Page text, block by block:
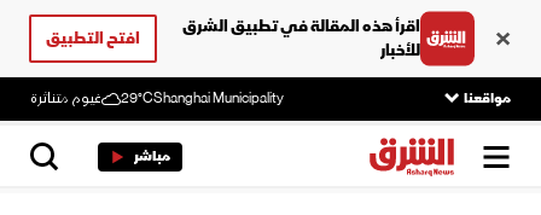
اقرأ هذه المقالة في تطبيق الشرق
للأخبار
افتح التطبيق
مواقعنا Shanghai Municipality
29°C غيوم متناثرة
مباشر